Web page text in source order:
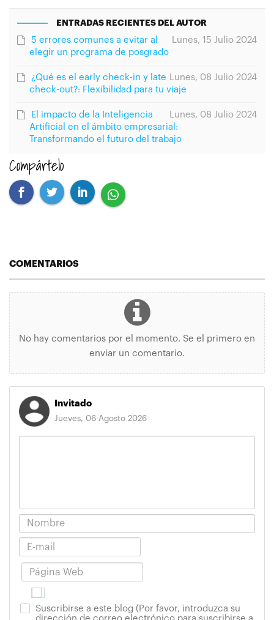
ENTRADAS RECIENTES DEL AUTOR
Lunes, 15 Julio 2024
5 errores comunes a evitar al
elegir un programa de posgrado
Lunes, 08 Julio 2024
¿Qué es el early check-in y late
check-out?: Flexibilidad para tu viaje
Lunes, 08 Julio 2024
El impacto de la Inteligencia
Artificial en el ámbito empresarial:
Transformando el futuro del trabajo
Compártelo
COMENTARIOS
No hay comentarios por el momento. Se el primero en
enviar un comentario.
Invitado
Jueves, 06 Agosto 2026
Suscribirse a este blog (Por favor, introduzca su